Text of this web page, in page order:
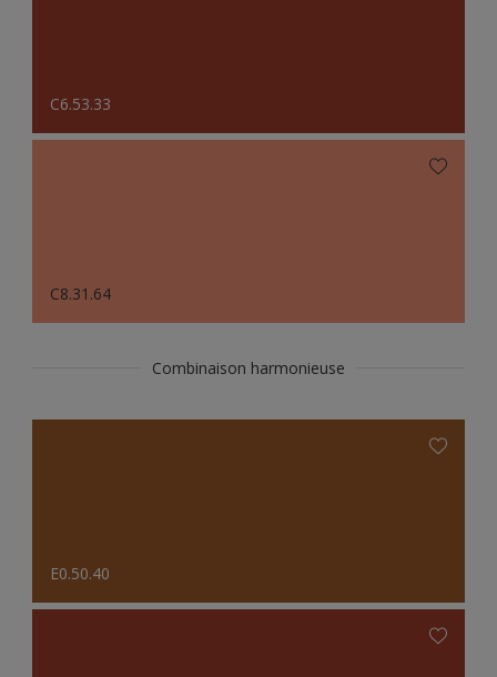
C6.53.33
C8.31.64
Combinaison harmonieuse
E0.50.40